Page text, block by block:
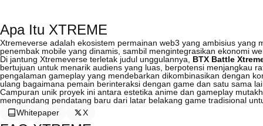
Apa Itu XTREME
Xtremeverse adalah ekosistem permainan web3 yang ambisius yang
penembak mobile yang dinamis, sambil mengintegrasikan ekonomi
Di jantung Xtremeverse terletak judul unggulannya, BTX Battle
bertujuan untuk menarik audiens yang luas, berpotensi menjangkau
pengalaman gameplay yang mendebarkan dikombinasikan dengan
ulang bagaimana pemain berinteraksi dengan game dan satu sama
Campuran unik proyek ini antara estetika anime dan gameplay
mengundang pendatang baru dari latar belakang game tradisional
Whitepaper
X